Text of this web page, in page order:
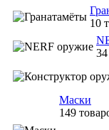
10
34
Маски
149